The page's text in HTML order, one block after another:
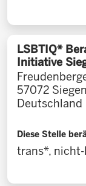
LSBTIQ*
Initiative
57072 Siegen
Deutschland
Diese Stelle
trans*,